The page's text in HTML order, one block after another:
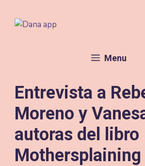
contenido
Menu
Entrevista a
Moreno y
autoras del libro
Mothersplaining